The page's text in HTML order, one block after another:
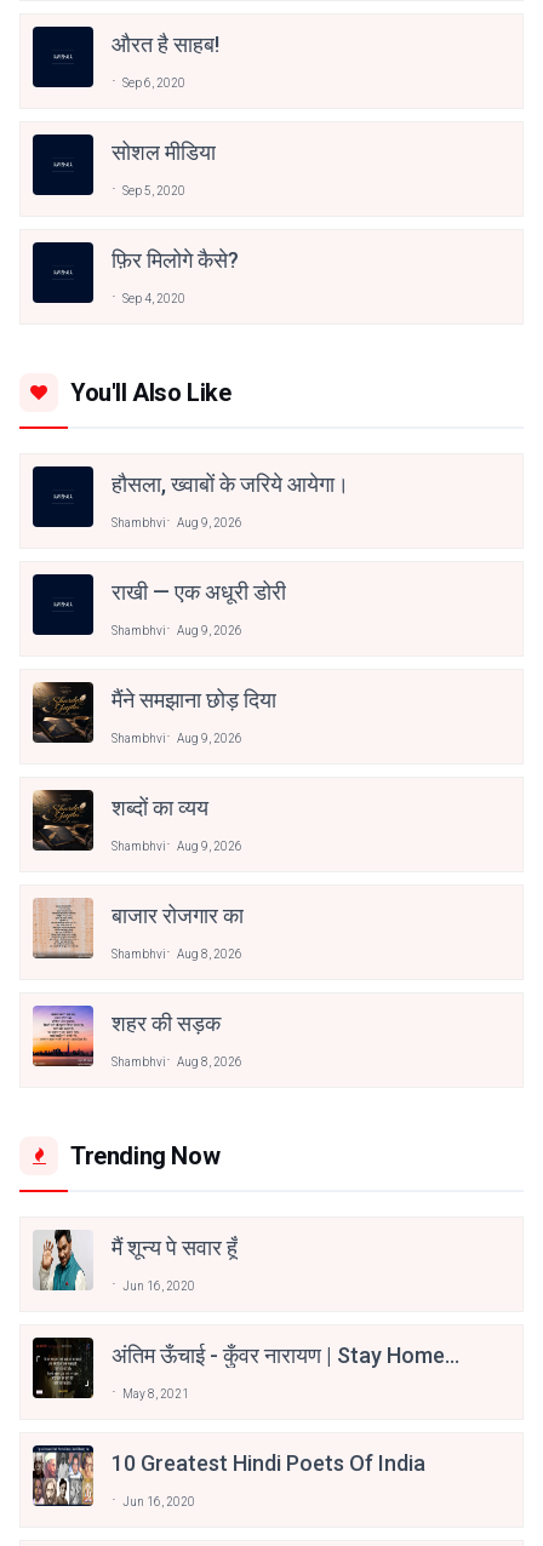
औरत है साहब!
Sep 6, 2020
सोशल मीडिया
Sep 5, 2020
फ़िर मिलोगे कैसे?
Sep 4, 2020
You'll Also Like
हौसला, ख्वाबों के जरिये आयेगा।
Shambhvi Aug 9, 2026
राखी — एक अधूरी डोरी
Shambhvi Aug 9, 2026
मैंने समझाना छोड़ दिया
Shambhvi Aug 9, 2026
शब्दों का व्यय
Shambhvi Aug 9, 2026
बाजार रोजगार का
Shambhvi Aug 8, 2026
शहर की सड़क
Shambhvi Aug 8, 2026
Trending Now
मैं शून्य पे सवार हूँ
Jun 16, 2020
अंतिम ऊँचाई - कुँवर नारायण | Stay Home
May 8, 2021
10 Greatest Hindi Poets Of India
Jun 16, 2020